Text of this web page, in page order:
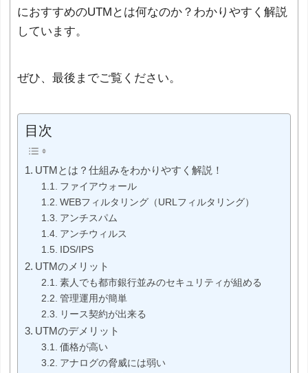
におすすめのUTMとは何なのか？わかりやすく解説
しています。
ぜひ、最後までご覧ください。
目次
UTMとは？仕組みをわかりやすく解説！
ファイアウォール
WEBフィルタリング（URLフィルタリング）
アンチスパム
アンチウィルス
IDS/IPS
UTMのメリット
素人でも都市銀行並みのセキュリティが組める
管理運用が簡単
リース契約が出来る
UTMのデメリット
価格が高い
アナログの脅威には弱い